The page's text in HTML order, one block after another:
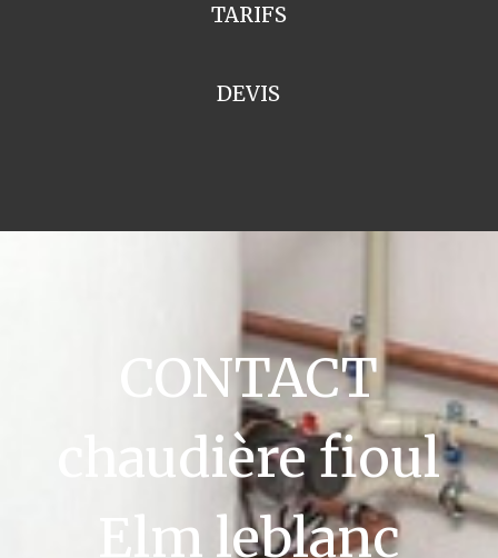
TARIFS
DEVIS
CONTACT
chaudière fioul
Elm leblanc